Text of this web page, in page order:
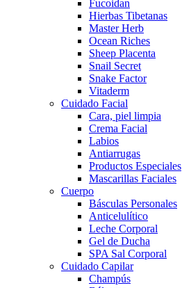
Fucoidan
Hierbas Tibetanas
Master Herb
Ocean Riches
Sheep Placenta
Snail Secret
Snake Factor
Vitaderm
Cuidado Facial
Cara, piel limpia
Crema Facial
Labios
Antiarrugas
Productos Especiales
Mascarillas Faciales
Cuerpo
Básculas Personales
Anticelulítico
Leche Corporal
Gel de Ducha
SPA Sal Corporal
Cuidado Capilar
Champús